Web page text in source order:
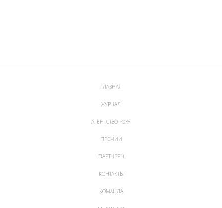
ГЛАВНАЯ
ЖУРНАЛ
АГЕНТСТВО «ОК»
ПРЕМИИ
ПАРТНЕРЫ
КОНТАКТЫ
КОМАНДА